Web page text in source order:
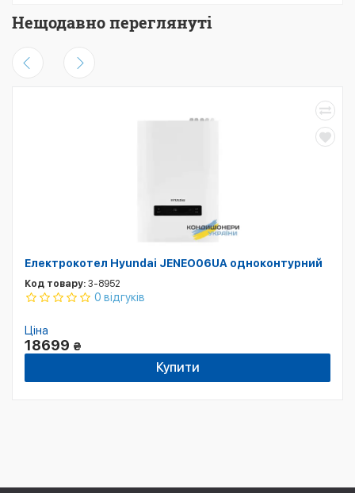
Нещодавно переглянуті
Електрокотел Hyundai JENEO06UA одноконтурний
Код товару: 3-8952
0 відгуків
Ціна
18699 ₴
Купити